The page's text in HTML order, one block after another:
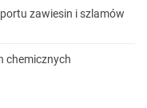
zawiesin i szlamów
chemicznych